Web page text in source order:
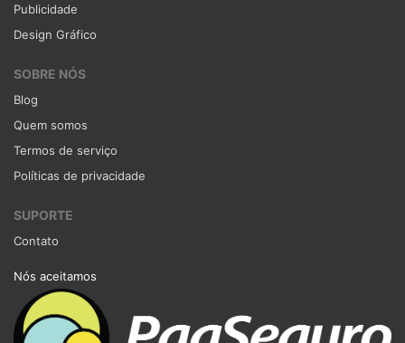
Publicidade
Design Gráfico
SOBRE NÓS
Blog
Quem somos
Termos de serviço
Políticas de privacidade
SUPORTE
Contato
Nós aceitamos